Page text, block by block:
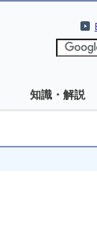
知識・解説